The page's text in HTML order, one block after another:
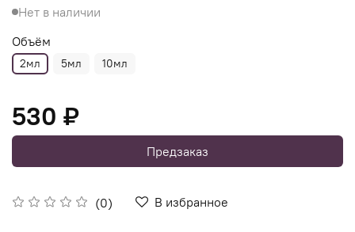
(0) В избранное
Нет в наличии
Объём
2мл 5мл 10мл
530 ₽
Предзаказ